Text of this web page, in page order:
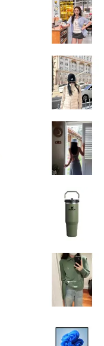
$159.00
COS 吊带花苞裙